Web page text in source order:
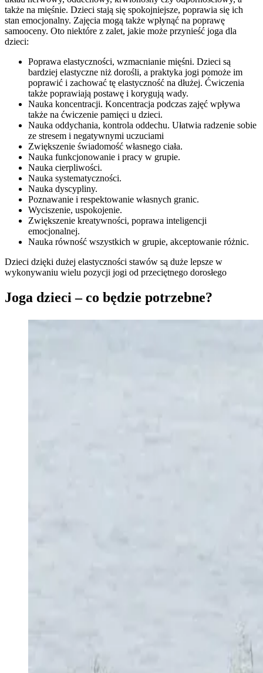
także na mięśnie. Dzieci stają się spokojniejsze, poprawia się ich
stan emocjonalny. Zajęcia mogą także wpłynąć na poprawę
samooceny. Oto niektóre z zalet, jakie może przynieść joga dla
dzieci:
Poprawa elastyczności, wzmacnianie mięśni. Dzieci są
bardziej elastyczne niż dorośli, a praktyka jogi pomoże im
poprawić i zachować tę elastyczność na dłużej. Ćwiczenia
także poprawiają postawę i korygują wady.
Nauka koncentracji. Koncentracja podczas zajęć wpływa
także na ćwiczenie pamięci u dzieci.
Nauka oddychania, kontrola oddechu. Ułatwia radzenie sobie
ze stresem i negatywnymi uczuciami
Zwiększenie świadomość własnego ciała.
Nauka funkcjonowanie i pracy w grupie.
Nauka cierpliwości.
Nauka systematyczności.
Nauka dyscypliny.
Poznawanie i respektowanie własnych granic.
Wyciszenie, uspokojenie.
Zwiększenie kreatywności, poprawa inteligencji
emocjonalnej.
Nauka równość wszystkich w grupie, akceptowanie różnic.
Dzieci dzięki dużej elastyczności stawów są duże lepsze w
wykonywaniu wielu pozycji jogi od przeciętnego dorosłego
Joga dzieci – co będzie potrzebne?